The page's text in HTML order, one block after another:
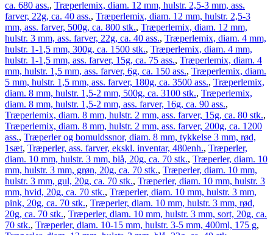
ca. 680 ass., Træperlemix, diam. 12 mm, hulstr. 2,5-3 mm, ass.
farver, 22g, ca. 40 ass., Træperlemix, diam. 12 mm, hulstr. 2,5-3
mm, ass. farver, 500g, ca. 800 stk., Træperlemix, diam. 12 mm,
hulstr. 3 mm, ass. farver, 22g, ca. 40 ass., Træperlemix, diam. 4 mm,
hulstr. 1-1,5 mm, 300g, ca. 1500 stk., Træperlemix, diam. 4 mm,
hulstr. 1-1,5 mm, ass. farver, 15g, ca. 75 ass., Træperlemix, diam. 4
mm, hulstr. 1,5 mm, ass. farver, 6g, ca. 150 ass., Træperlemix, diam.
5 mm, hulstr. 1,5 mm, ass. farver, 180g, ca. 3500 ass., Træperlemix,
diam. 8 mm, hulstr. 1,5-2 mm, 500g, ca. 3100 stk., Træperlemix,
diam. 8 mm, hulstr. 1,5-2 mm, ass. farver, 16g, ca. 90 ass.,
Træperlemix, diam. 8 mm, hulstr. 2 mm, ass. farver, 15g, ca. 80 stk.,
Træperlemix, diam. 8 mm, hulstr. 2 mm, ass. farver, 200g, ca. 1200
ass., Træperler og bomuldssnor, diam. 8 mm, tykkelse 3 mm, rød,
1sæt, Træperler, ass. farver, ekskl. inventar, 480enh., Træperler,
diam. 10 mm, hulstr. 3 mm, blå, 20g, ca. 70 stk., Træperler, diam. 10
mm, hulstr. 3 mm, grøn, 20g, ca. 70 stk., Træperler, diam. 10 mm,
hulstr. 3 mm, gul, 20g, ca. 70 stk., Træperler, diam. 10 mm, hulstr. 3
mm, hvid, 20g, ca. 70 stk., Træperler, diam. 10 mm, hulstr. 3 mm,
pink, 20g, ca. 70 stk., Træperler, diam. 10 mm, hulstr. 3 mm, rød,
20g, ca. 70 stk., Træperler, diam. 10 mm, hulstr. 3 mm, sort, 20g, ca.
70 stk., Træperler, diam. 10-15 mm, hulstr. 3-5 mm, 400ml, 175 g,